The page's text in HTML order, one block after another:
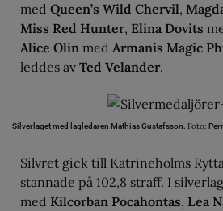
med Queen’s Wild Chervil,
Miss Red Hunter, Elina Dovits
Alice Olin med Armanis Magic
leddes av Ted Velander.
Silverlaget med lagledaren Mathias Gustafsson. Foto:
Silvret gick till Katrineholms
stannade på 102,8 straff. I
med Kilcorban Pocahontas, Lea